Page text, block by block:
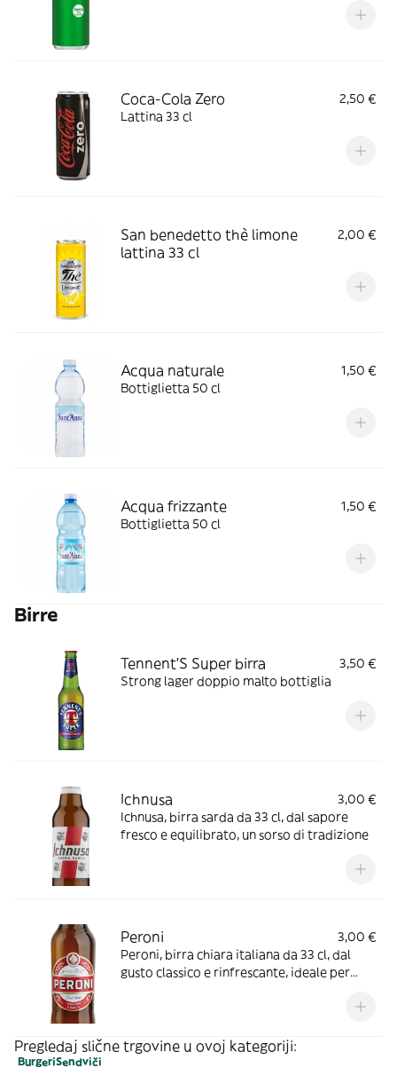
Coca-Cola Zero
2,50 €
Lattina 33 cl
San benedetto thè limone
lattina 33 cl
2,00 €
Acqua naturale
1,50 €
Bottiglietta 50 cl
Acqua frizzante
1,50 €
Bottiglietta 50 cl
Birre
Tennent'S Super birra
3,50 €
Strong lager doppio malto bottiglia
Ichnusa
3,00 €
Ichnusa, birra sarda da 33 cl, dal sapore
fresco e equilibrato, un sorso di tradizione
Peroni
3,00 €
Peroni, birra chiara italiana da 33 cl, dal
gusto classico e rinfrescante, ideale per
Pregledaj slične trgovine u ovoj kategoriji:
BurgeriSendviči